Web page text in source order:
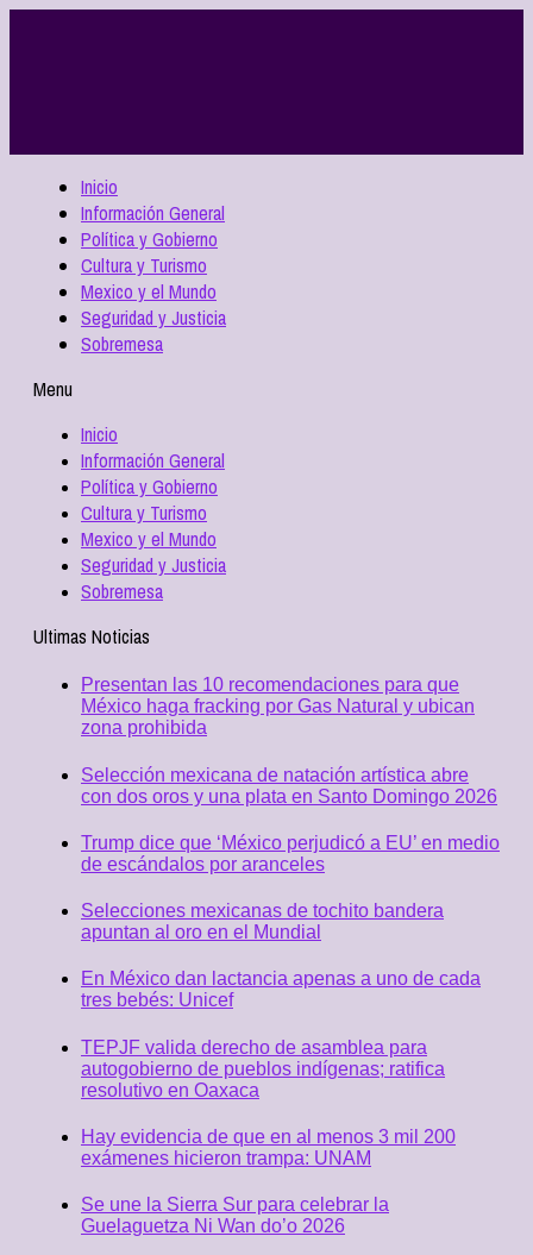
Inicio
Información General
Política y Gobierno
Cultura y Turismo
Mexico y el Mundo
Seguridad y Justicia
Sobremesa
Menu
Inicio
Información General
Política y Gobierno
Cultura y Turismo
Mexico y el Mundo
Seguridad y Justicia
Sobremesa
Ultimas Noticias
Presentan las 10 recomendaciones para que
México haga fracking por Gas Natural y ubican
zona prohibida
Selección mexicana de natación artística abre
con dos oros y una plata en Santo Domingo 2026
Trump dice que ‘México perjudicó a EU’ en medio
de escándalos por aranceles
Selecciones mexicanas de tochito bandera
apuntan al oro en el Mundial
En México dan lactancia apenas a uno de cada
tres bebés: Unicef
TEPJF valida derecho de asamblea para
autogobierno de pueblos indígenas; ratifica
resolutivo en Oaxaca
Hay evidencia de que en al menos 3 mil 200
exámenes hicieron trampa: UNAM
Se une la Sierra Sur para celebrar la
Guelaguetza Ni Wan do’o 2026